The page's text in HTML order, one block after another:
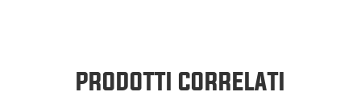
PRODOTTI CORRELATI